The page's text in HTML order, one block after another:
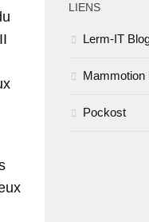
LIENS
Lerm-IT
Mammotion
Pockost